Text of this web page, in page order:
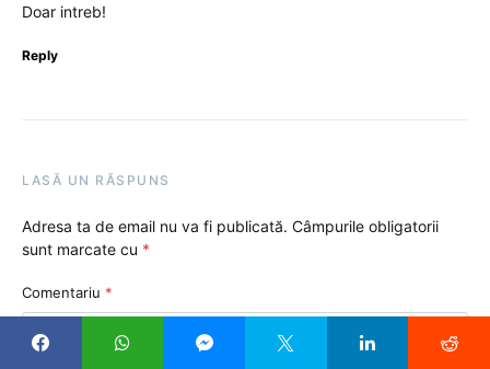
Doar intreb!
Reply
LASĂ UN RĂSPUNS
Adresa ta de email nu va fi publicată. Câmpurile obligatorii
sunt marcate cu *
Comentariu *